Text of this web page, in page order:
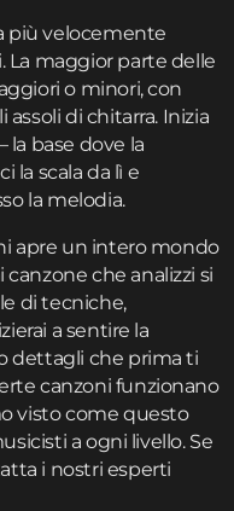
più velocemente
La maggior parte delle
o minori, con
di chitarra. Inizia
base dove la
la scala da lì e
la melodia.
apre un intero mondo
che analizzi si
di tecniche,
a sentire la
dettagli che prima ti
canzoni funzionano
visto come questo
a ogni livello. Se
i nostri esperti